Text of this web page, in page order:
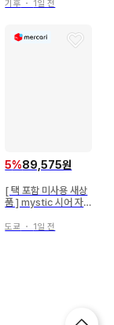
기후 ・ 1일 전
5%89,575원
[ 택 포함 미사용 새상
품 ] mystic 시어 자
도쿄 ・ 1일 전